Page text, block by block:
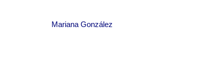
Mariana González